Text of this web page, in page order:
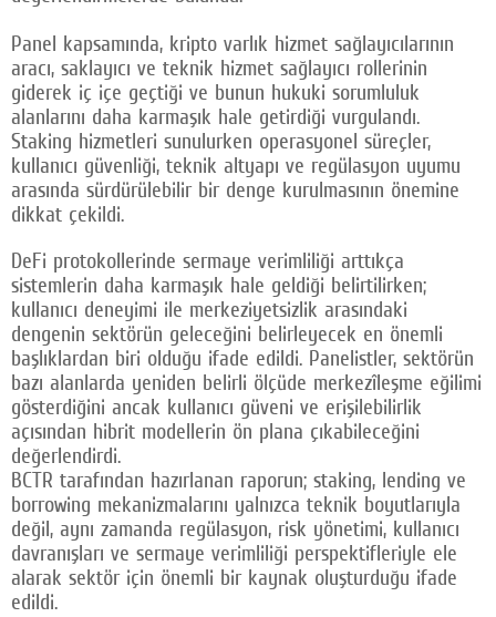
Panel kapsamında, kripto varlık hizmet sağlayıcılarının
aracı, saklayıcı ve teknik hizmet sağlayıcı rollerinin
giderek iç içe geçtiği ve bunun hukuki sorumluluk
alanlarını daha karmaşık hale getirdiği vurgulandı.
Staking hizmetleri sunulurken operasyonel süreçler,
kullanıcı güvenliği, teknik altyapı ve regülasyon uyumu
arasında sürdürülebilir bir denge kurulmasının önemine
dikkat çekildi.
DeFi protokollerinde sermaye verimliliği arttıkça
sistemlerin daha karmaşık hale geldiği belirtilirken;
kullanıcı deneyimi ile merkeziyetsizlik arasındaki
dengenin sektörün geleceğini belirleyecek en önemli
başlıklardan biri olduğu ifade edildi. Panelistler, sektörün
bazı alanlarda yeniden belirli ölçüde merkezîleşme eğilimi
gösterdiğini ancak kullanıcı güveni ve erişilebilirlik
açısından hibrit modellerin ön plana çıkabileceğini
değerlendirdi.
BCTR tarafından hazırlanan raporun; staking, lending ve
borrowing mekanizmalarını yalnızca teknik boyutlarıyla
değil, aynı zamanda regülasyon, risk yönetimi, kullanıcı
davranışları ve sermaye verimliliği perspektifleriyle ele
alarak sektör için önemli bir kaynak oluşturduğu ifade
edildi.